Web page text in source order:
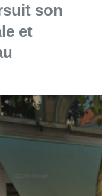
son
et